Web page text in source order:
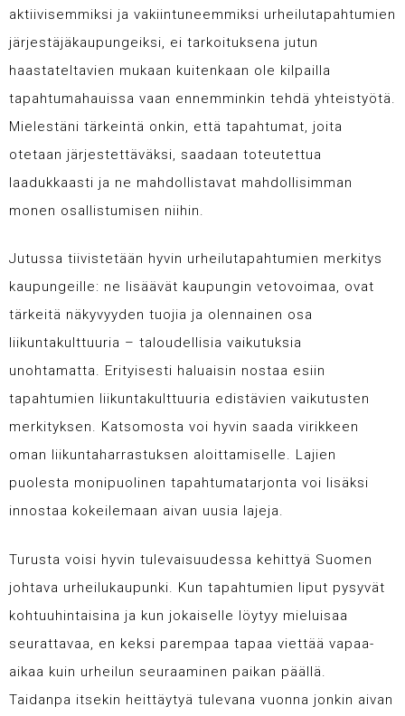
aktiivisemmiksi ja vakiintuneemmiksi urheilutapahtumien
järjestäjäkaupungeiksi, ei tarkoituksena jutun
haastateltavien mukaan kuitenkaan ole kilpailla
tapahtumahauissa vaan ennemminkin tehdä yhteistyötä.
Mielestäni tärkeintä onkin, että tapahtumat, joita
otetaan järjestettäväksi, saadaan toteutettua
laadukkaasti ja ne mahdollistavat mahdollisimman
monen osallistumisen niihin.
Jutussa tiivistetään hyvin urheilutapahtumien merkitys
kaupungeille: ne lisäävät kaupungin vetovoimaa, ovat
tärkeitä näkyvyyden tuojia ja olennainen osa
liikuntakulttuuria – taloudellisia vaikutuksia
unohtamatta. Erityisesti haluaisin nostaa esiin
tapahtumien liikuntakulttuuria edistävien vaikutusten
merkityksen. Katsomosta voi hyvin saada virikkeen
oman liikuntaharrastuksen aloittamiselle. Lajien
puolesta monipuolinen tapahtumatarjonta voi lisäksi
innostaa kokeilemaan aivan uusia lajeja.
Turusta voisi hyvin tulevaisuudessa kehittyä Suomen
johtava urheilukaupunki. Kun tapahtumien liput pysyvät
kohtuuhintaisina ja kun jokaiselle löytyy mieluisaa
seurattavaa, en keksi parempaa tapaa viettää vapaa-
aikaa kuin urheilun seuraaminen paikan päällä.
Taidanpa itsekin heittäytyä tulevana vuonna jonkin aivan